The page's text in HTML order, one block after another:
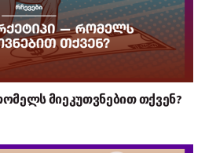
მიეკუთვნებით თქვენ?